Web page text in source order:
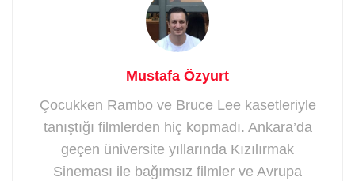
Mustafa Özyurt
Çocukken Rambo ve Bruce Lee kasetleriyle
tanıştığı filmlerden hiç kopmadı. Ankara’da
geçen üniversite yıllarında Kızılırmak
Sineması ile bağımsız filmler ve Avrupa